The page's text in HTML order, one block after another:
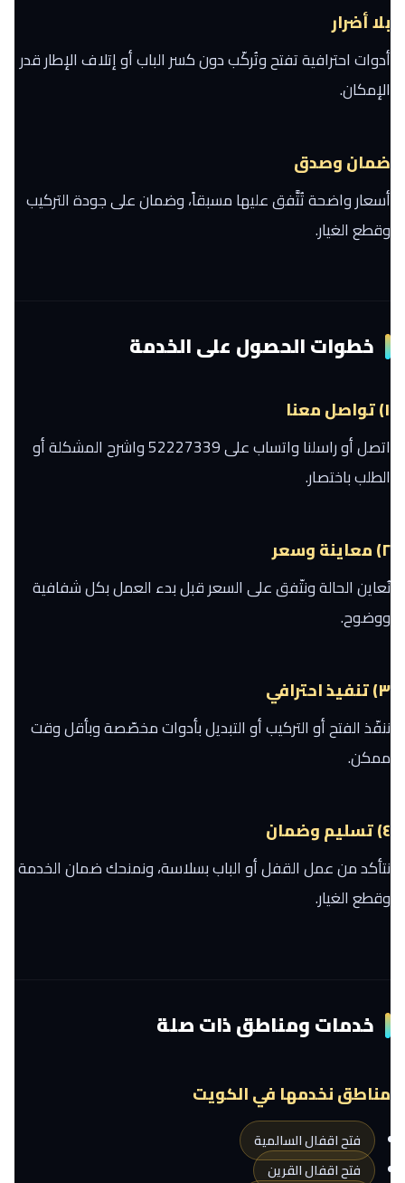
بلا أضرار
أدوات احترافية تفتح وتُركّب دون كسر الباب أو إتلاف الإطار قدر
الإمكان.
ضمان وصدق
أسعار واضحة تُتَّفق عليها مسبقاً، وضمان على جودة التركيب
وقطع الغيار.
خطوات الحصول على الخدمة
١) تواصل معنا
اتصل أو راسلنا واتساب على 52227339 واشرح المشكلة أو
الطلب باختصار.
٢) معاينة وسعر
نُعاين الحالة ونتّفق على السعر قبل بدء العمل بكل شفافية
ووضوح.
٣) تنفيذ احترافي
ننفّذ الفتح أو التركيب أو التبديل بأدوات مخصّصة وبأقل وقت
ممكن.
٤) تسليم وضمان
نتأكد من عمل القفل أو الباب بسلاسة، ونمنحك ضمان الخدمة
وقطع الغيار.
خدمات ومناطق ذات صلة
مناطق نخدمها في الكويت
فتح اقفال السالمية
فتح اقفال القرين